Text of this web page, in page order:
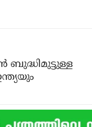
ബുദ്ധിമുട്ടുള്ള